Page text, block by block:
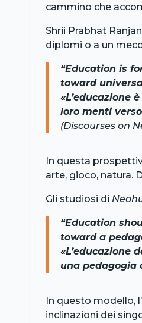
cammino che
Shrii Prabhat
diplomi o a un
“Education is
toward
«L’educazione
loro menti
(Discourses on
In questa
arte, gioco, natura.
Gli studiosi di
“Education
toward a
«L’educazione
una pedagogia
In questo modello,
inclinazioni dei